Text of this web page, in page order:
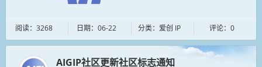
阅读：3268 日期：06-22 分类：爱创 IP 评论：0
AIGIP社区更新社区标志通知